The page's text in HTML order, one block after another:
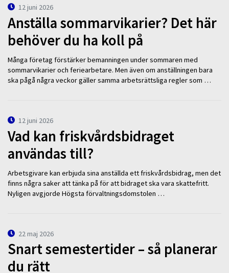
12 juni 2026
Anställa sommarvikarier? Det här
behöver du ha koll på
Många företag förstärker bemanningen under sommaren med
sommarvikarier och feriearbetare. Men även om anställningen bara
ska pågå några veckor gäller samma arbetsrättsliga regler som …
12 juni 2026
Vad kan friskvårdsbidraget
användas till?
Arbetsgivare kan erbjuda sina anställda ett friskvårdsbidrag, men det
finns några saker att tänka på för att bidraget ska vara skattefritt.
Nyligen avgjorde Högsta förvaltningsdomstolen …
22 maj 2026
Snart semestertider – så planerar
du rätt